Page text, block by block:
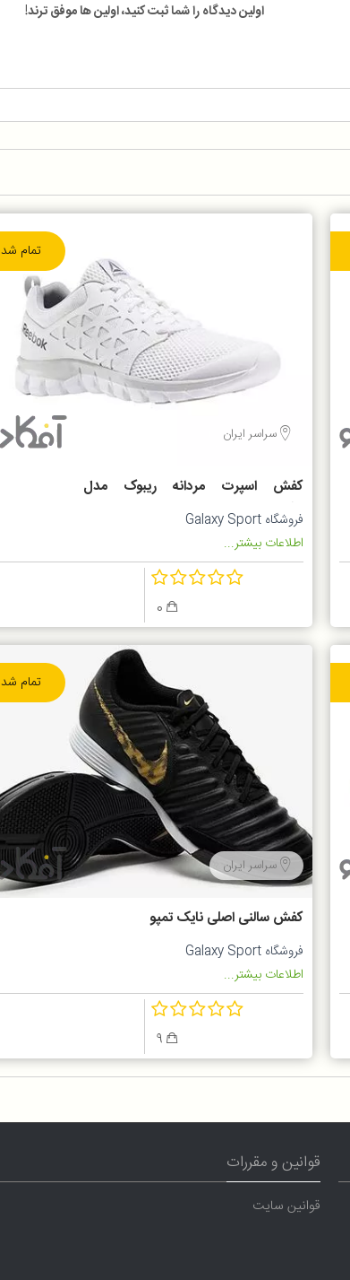
اولین دیدگاه را شما ثبت کنید، اولین ها موفق ترند!
تمام شد
سراسر ایران
کفش اسپرت مردانه ریبوک مدل
Bd5535
فروشگاه Galaxy Sport
اطلاعات بیشتر...
تمام شد
سراسر ایران
کفش سالنی اصلی نایک تمپو
فروشگاه Galaxy Sport
اطلاعات بیشتر...
قوانین و مقررات
قوانین سایت